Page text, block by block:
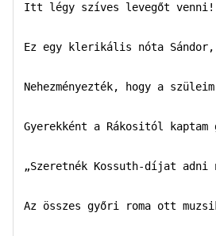
Itt légy szíves levegőt venni!
Ez egy klerikális nóta
Nehezményezték, hogy a
Gyerekként a Rákositól
„Szeretnék Kossuth-díjat
Az összes győri roma ott